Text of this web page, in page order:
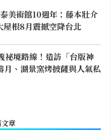
美術館10週年：藤本壯介
屋根8月震撼空降台北
祕境路線！造訪「台版神
月、湖景窯烤披薩與人氣私
章